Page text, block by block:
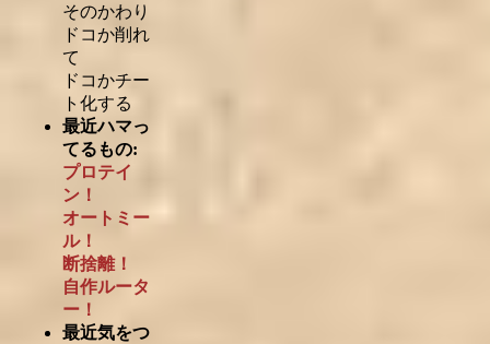
そのかわり
ドコか削れ
て
ドコかチー
ト化する
最近ハマっ
てるもの:
プロテイ
ン！
オートミー
ル！
断捨離！
自作ルータ
ー！
最近気をつ